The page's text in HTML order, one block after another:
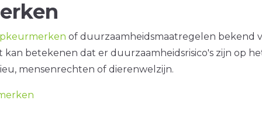
of duurzaamheidsmaatregelen bekend
kan betekenen dat er duurzaamheidsrisico's zijn op
mensenrechten of dierenwelzijn.